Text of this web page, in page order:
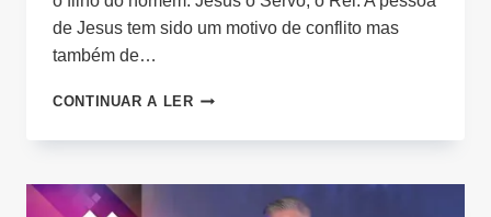
de Jesus tem sido um motivo de conflito mas
também de…
CONTINUAR A LERO
DE
E